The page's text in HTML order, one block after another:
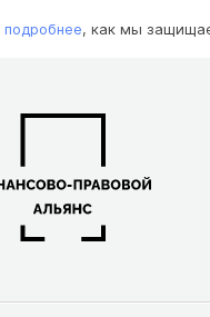
подробнее, как мы